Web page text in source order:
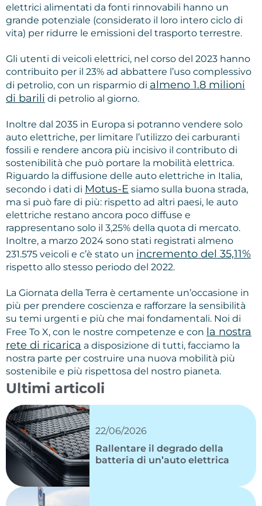
elettrici alimentati da fonti rinnovabili hanno un
grande potenziale (considerato il loro intero ciclo di
vita) per ridurre le emissioni del trasporto terrestre.
Gli utenti di veicoli elettrici, nel corso del 2023 hanno
contribuito per il 23% ad abbattere l’uso complessivo
di petrolio, con un risparmio di almeno 1.8 milioni
di barili di petrolio al giorno.
Inoltre dal 2035 in Europa si potranno vendere solo
auto elettriche, per limitare l’utilizzo dei carburanti
fossili e rendere ancora più incisivo il contributo di
sostenibilità che può portare la mobilità elettrica.
Riguardo la diffusione delle auto elettriche in Italia,
secondo i dati di Motus-E siamo sulla buona strada,
ma si può fare di più: rispetto ad altri paesi, le auto
elettriche restano ancora poco diffuse e
rappresentano solo il 3,25% della quota di mercato.
Inoltre, a marzo 2024 sono stati registrati almeno
231.575 veicoli e c’è stato un incremento del 35,11%
rispetto allo stesso periodo del 2022.
La Giornata della Terra è certamente un’occasione in
più per prendere coscienza e rafforzare la sensibilità
su temi urgenti e più che mai fondamentali. Noi di
Free To X, con le nostre competenze e con la nostra
rete di ricarica a disposizione di tutti, facciamo la
nostra parte per costruire una nuova mobilità più
sostenibile e più rispettosa del nostro pianeta.
Ultimi articoli
22/06/2026
Rallentare il degrado della
batteria di un’auto elettrica